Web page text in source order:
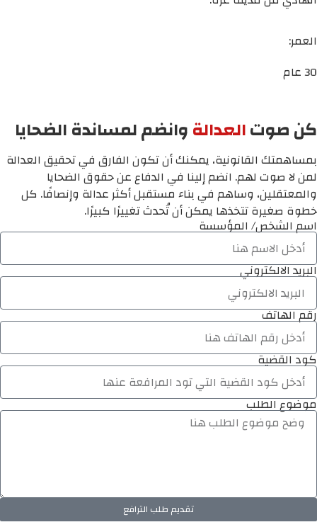
العمر:
30 عام
كن صوتالعدالةوانضم لمساندة الضحايا
بمساهمتك القانونية، يمكنك أن تكون الفارق في تحقيق العدالة
لمن لا صوت لهم. انضم إلينا في الدفاع عن حقوق الضحايا
والمعتقلين، وساهم في بناء مستقبل أكثر عدالة وإنصافًا. كل
خطوة صغيرة تتخذها يمكن أن تُحدث تغييرًا كبيرًا.
اسم الشخص/ المؤسسة
البريد الالكتروني
رقم الهاتف
كود القضية
موضوع الطلب
تقديم طلب الترافع